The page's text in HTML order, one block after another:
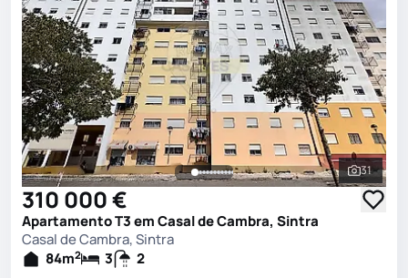
Ver
31
310 000 €
Apartamento T3 em Casal de Cambra, Sintra
Casal de Cambra, Sintra
84m2 3 2